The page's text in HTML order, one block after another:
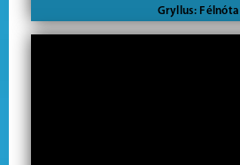
Gryllus: Félnóta